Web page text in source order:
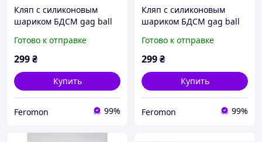
Кляп с силиконовым
шариком БДСМ gag ball
аксессуар для ролевых
игр красный ( 130-023 )
Готово к отправке
299₴
Купить
Feromon 99%
Кляп с силиконовым
шариком БДСМ gag ball
аксессуар для ролевых
игр Розовый( 130-023 )
Готово к отправке
299₴
Купить
Feromon 99%